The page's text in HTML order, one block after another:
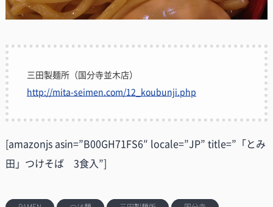
三田製麺所（国分寺並木店）
http://mita-seimen.com/12_koubunji.php
[amazonjs asin=”B00GH71FS6″ locale=”JP” title=”「とみ
田」つけそば 3食入”]